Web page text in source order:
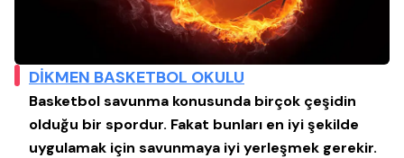
DİKMEN BASKETBOL OKULU
Basketbol savunma konusunda birçok çeşidin
olduğu bir spordur. Fakat bunları en iyi şekilde
uygulamak için savunmaya iyi yerleşmek gerekir.